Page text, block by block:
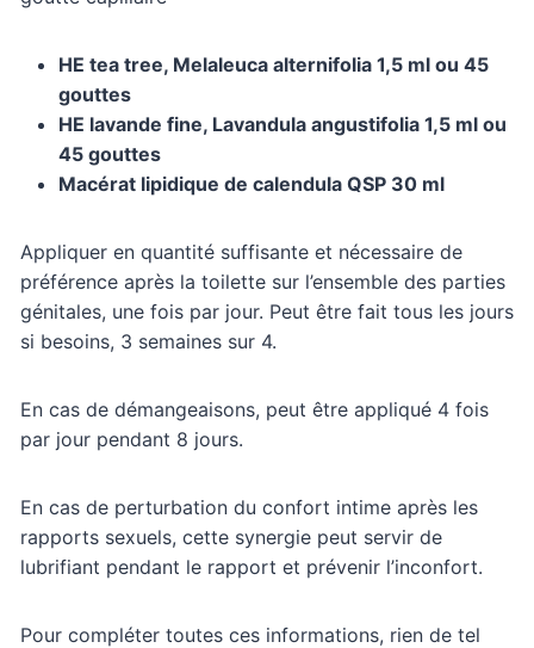
HE tea tree, Melaleuca alternifolia 1,5 ml ou 45
gouttes
HE lavande fine, Lavandula angustifolia 1,5 ml ou
45 gouttes
Macérat lipidique de calendula QSP 30 ml
Appliquer en quantité suffisante et nécessaire de
préférence après la toilette sur l’ensemble des parties
génitales, une fois par jour. Peut être fait tous les jours
si besoins, 3 semaines sur 4.
En cas de démangeaisons, peut être appliqué 4 fois
par jour pendant 8 jours.
En cas de perturbation du confort intime après les
rapports sexuels, cette synergie peut servir de
lubrifiant pendant le rapport et prévenir l’inconfort.
Pour compléter toutes ces informations, rien de tel